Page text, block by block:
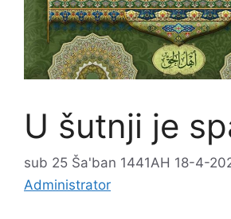
U šutnji je
sub 25 Ša'ban 1441AH 18-4-
Administrator